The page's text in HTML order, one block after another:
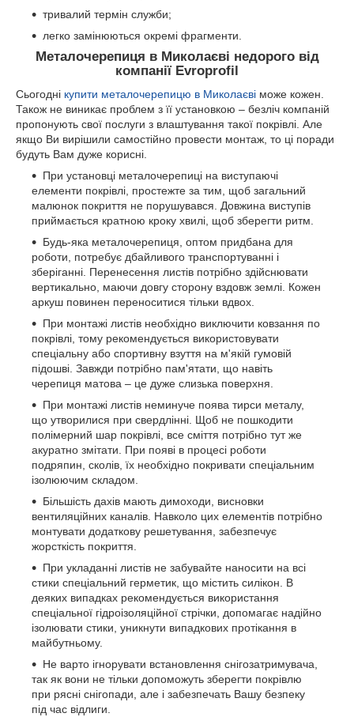
тривалий термін служби;
легко замінюються окремі фрагменти.
Металочерепиця в Миколаєві недорого від
компанії Evroprofil
Сьогодні купити металочерепицю в Миколаєві може кожен.
Також не виникає проблем з її установкою – безліч компаній
пропонують свої послуги з влаштування такої покрівлі. Але
якщо Ви вирішили самостійно провести монтаж, то ці поради
будуть Вам дуже корисні.
При установці металочерепиці на виступаючі
елементи покрівлі, простежте за тим, щоб загальний
малюнок покриття не порушувався. Довжина виступів
приймається кратною кроку хвилі, щоб зберегти ритм.
Будь-яка металочерепиця, оптом придбана для
роботи, потребує дбайливого транспортуванні і
зберіганні. Перенесення листів потрібно здійснювати
вертикально, маючи довгу сторону вздовж землі. Кожен
аркуш повинен переноситися тільки вдвох.
При монтажі листів необхідно виключити ковзання по
покрівлі, тому рекомендується використовувати
спеціальну або спортивну взуття на м'якій гумовій
підошві. Завжди потрібно пам'ятати, що навіть
черепиця матова – це дуже слизька поверхня.
При монтажі листів неминуче поява тирси металу,
що утворилися при свердлінні. Щоб не пошкодити
полімерний шар покрівлі, все сміття потрібно тут же
акуратно змітати. При появі в процесі роботи
подряпин, сколів, їх необхідно покривати спеціальним
ізолюючим складом.
Більшість дахів мають димоходи, висновки
вентиляційних каналів. Навколо цих елементів потрібно
монтувати додаткову решетування, забезпечує
жорсткість покриття.
При укладанні листів не забувайте наносити на всі
стики спеціальний герметик, що містить силікон. В
деяких випадках рекомендується використання
спеціальної гідроізоляційної стрічки, допомагає надійно
ізолювати стики, уникнути випадкових протікання в
майбутньому.
Не варто ігнорувати встановлення снігозатримувача,
так як вони не тільки допоможуть зберегти покрівлю
при рясні снігопади, але і забезпечать Вашу безпеку
під час відлиги.